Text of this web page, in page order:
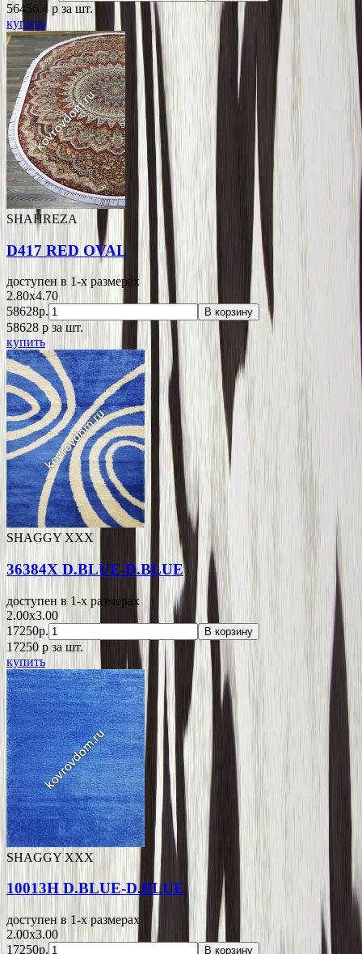
56456.4 p за шт.
купить
SHAHREZA
D417 RED OVAL
доступен в 1-x размерах
2.80x4.70
58628р.
В корзину
58628 p за шт.
купить
SHAGGY XXX
36384X D.BLUE-D.BLUE
доступен в 1-x размерах
2.00x3.00
17250р.
В корзину
17250 p за шт.
купить
SHAGGY XXX
10013H D.BLUE-D.BLUE
доступен в 1-x размерах
2.00x3.00
17250р.
В корзину